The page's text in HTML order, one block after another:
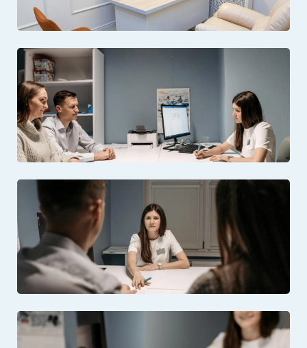
Відкрити фото: Індивідуальна консультація з фахівцем
Відкрити фото: Сучасний кабінет наркологічної допомоги
Відкрити фото: Прийом у клініці Наркомед